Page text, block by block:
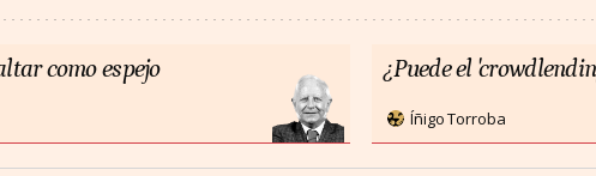
como espejo ¿Puede el
Íñigo Torroba